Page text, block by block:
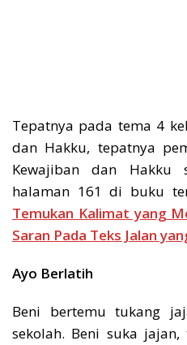
Tepatnya pada tema 4
dan Hakku, tepatnya
Kewajiban dan Hakku
halaman 161di buku
Temukan Kalimat yang
Saran Pada Teks Jalan
Ayo Berlatih
Beni bertemu tukang
sekolah. Beni suka